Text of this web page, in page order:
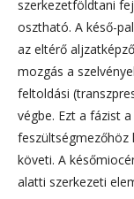
szerkezetföldtani
osztható. A késő-
az eltérő
mozgás a
feltoldási
végbe. Ezt a fázist
feszültségmezőhöz
követi. A
alatti szerkezeti